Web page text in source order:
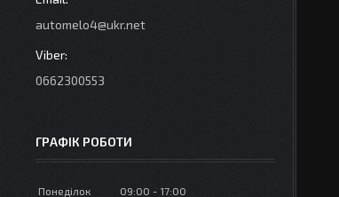
automelo4@ukr.net
0662300553
ГРАФІК РОБОТИ
Понеділок 09:00
17:00